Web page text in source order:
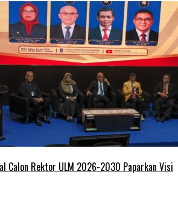
Calon Rektor ULM 2026-2030 Paparkan Visi